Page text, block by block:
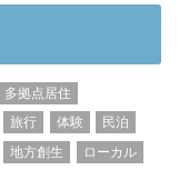
多拠点居住
旅行 体験
民泊
地方創生
ローカル